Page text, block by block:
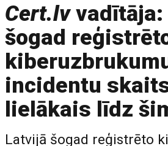
Cert.lvvadītāja:
šogad
incidentu
lielākais līdz
Latvijā šogad reģistrēto